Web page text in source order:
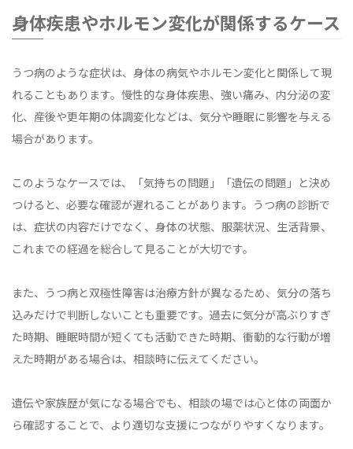
身体疾患やホルモン変化が関係するケース
うつ病のような症状は、身体の病気やホルモン変化と関係して現
れることもあります。慢性的な身体疾患、強い痛み、内分泌の変
化、産後や更年期の体調変化などは、気分や睡眠に影響を与える
場合があります。
このようなケースでは、「気持ちの問題」「遺伝の問題」と決め
つけると、必要な確認が遅れることがあります。うつ病の診断で
は、症状の内容だけでなく、身体の状態、服薬状況、生活背景、
これまでの経過を総合して見ることが大切です。
また、うつ病と双極性障害は治療方針が異なるため、気分の落ち
込みだけで判断しないことも重要です。過去に気分が高ぶりすぎ
た時期、睡眠時間が短くても活動できた時期、衝動的な行動が増
えた時期がある場合は、相談時に伝えてください。
遺伝や家族歴が気になる場合でも、相談の場では心と体の両面か
ら確認することで、より適切な支援につながりやすくなります。